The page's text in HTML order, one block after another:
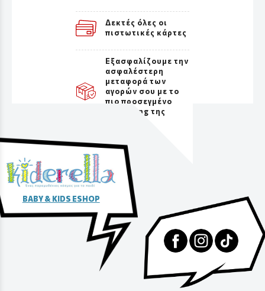
Δεκτές όλες οι
πιστωτικές κάρτες
Εξασφαλίζουμε την
ασφαλέστερη
μεταφορά των
αγορών σου με το
πιο προσεγμένο
packaging της
BABY & KIDS ESHOP